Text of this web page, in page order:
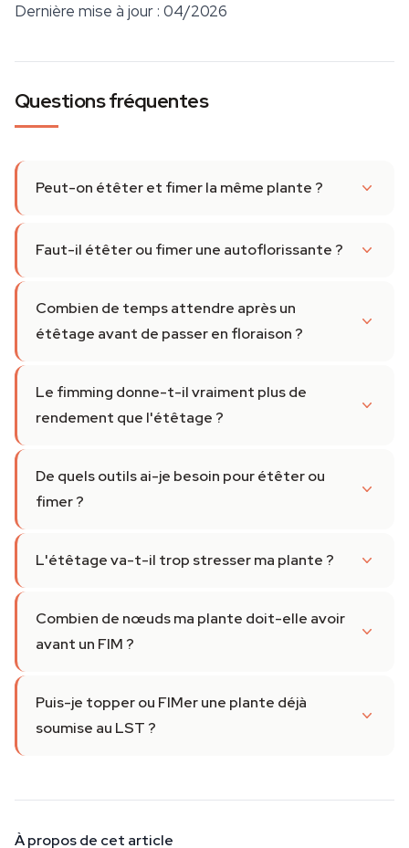
Dernière mise à jour : 04/2026
Questions fréquentes
Peut-on étêter et fimer la même plante ?
Faut-il étêter ou fimer une autoflorissante ?
Combien de temps attendre après un
étêtage avant de passer en floraison ?
Le fimming donne-t-il vraiment plus de
rendement que l'étêtage ?
De quels outils ai-je besoin pour étêter ou
fimer ?
L'étêtage va-t-il trop stresser ma plante ?
Combien de nœuds ma plante doit-elle avoir
avant un FIM ?
Puis-je topper ou FIMer une plante déjà
soumise au LST ?
À propos de cet article